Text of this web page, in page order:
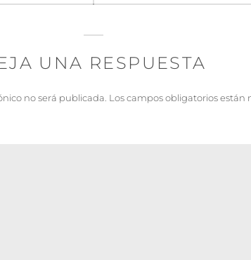
UNA RESPUESTA
no será publicada. Los campos obligatorios están